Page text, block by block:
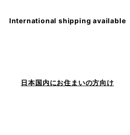
International shipping available
日本国内にお住まいの方向け